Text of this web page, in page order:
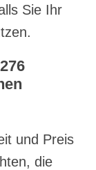
Sie Ihr
und Preis
die